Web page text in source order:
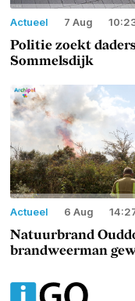
Actueel 7 Aug
Politie zoekt
Sommelsdijk
Actueel 6 Aug
Natuurbrand
brandweerman